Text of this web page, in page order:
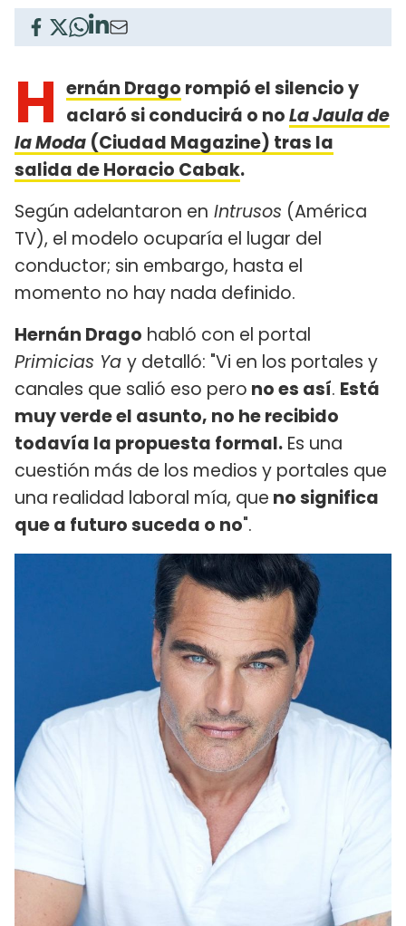
H ernán Drago rompió el silencio y
aclaró si conducirá o noLa Jaula de
la Moda (Ciudad Magazine) tras la
salida de Horacio Cabak.
Según adelantaron en Intrusos (América
TV), el modelo ocuparía el lugar del
conductor; sin embargo, hasta el
momento no hay nada definido.
Hernán Drago habló con el portal
Primicias Ya y detalló: "Vi en los portales y
canales que salió eso pero no es así. Está
muy verde el asunto, no he recibido
todavía la propuesta formal. Es una
cuestión más de los medios y portales que
una realidad laboral mía, que no significa
que a futuro suceda o no".